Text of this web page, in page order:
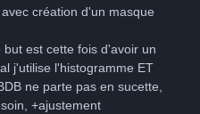
création d'un masque
est cette fois d'avoir un
j'utilise l'histogramme ET
ne parte pas en sucette,
+ajustement